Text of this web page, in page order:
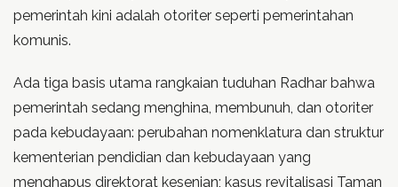
pemerintah kini adalah otoriter seperti pemerintahan
komunis.
Ada tiga basis utama rangkaian tuduhan Radhar bahwa
pemerintah sedang menghina, membunuh, dan otoriter
pada kebudayaan: perubahan nomenklatura dan struktur
kementerian pendidian dan kebudayaan yang
menghapus direktorat kesenian; kasus revitalisasi Taman